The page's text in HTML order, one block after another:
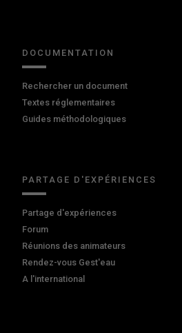
DOCUMENTATION
Rechercher un document
Textes réglementaires
Guides méthodologiques
PARTAGE D'EXPÉRIENCES
Partage d'expériences
Forum
Réunions des animateurs
Rendez-vous Gest'eau
A l'international